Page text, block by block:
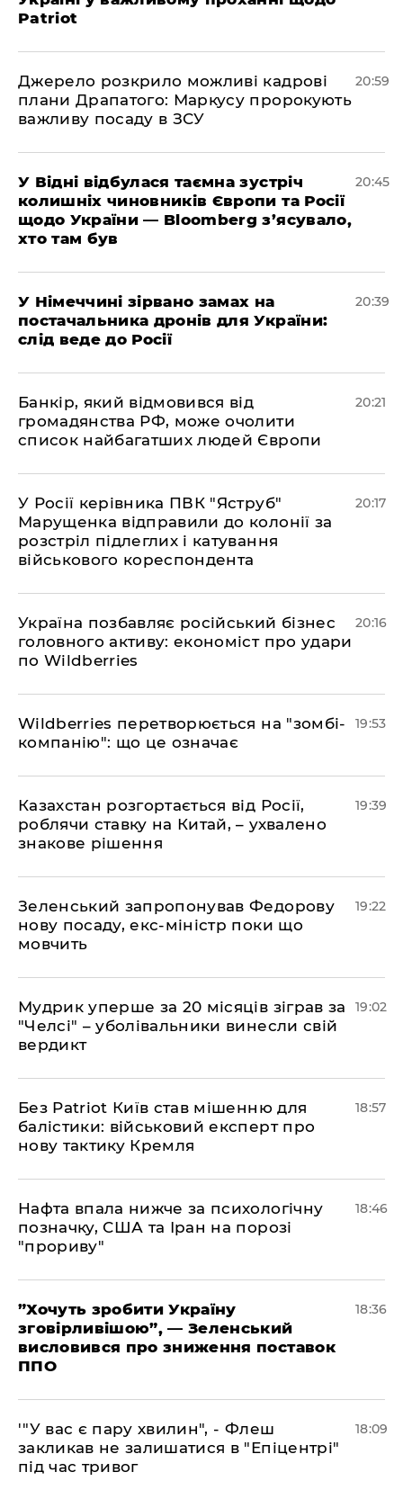
Patriot
​Джерело розкрило можливі кадрові
плани Драпатого: Маркусу пророкують
важливу посаду в ЗСУ
20:59
​У Відні відбулася таємна зустріч
колишніх чиновників Європи та Росії
щодо України — Bloomberg з’ясувало,
хто там був
20:45
​У Німеччині зірвано замах на
постачальника дронів для України:
слід веде до Росії
20:39
​Банкір, який відмовився від
громадянства РФ, може очолити
список найбагатших людей Європи
20:21
​У Росії керівника ПВК "Яструб"
Марущенка відправили до колонії за
розстріл підлеглих і катування
військового кореспондента
20:17
​Україна позбавляє російський бізнес
головного активу: економіст про удари
по Wildberries
20:16
​Wildberries перетворюється на "зомбі-
компанію": що це означає
19:53
​Казахстан розгортається від Росії,
роблячи ставку на Китай, – ухвалено
знакове рішення
19:39
​Зеленський запропонував Федорову
нову посаду, екс-міністр поки що
мовчить
19:22
​Мудрик уперше за 20 місяців зіграв за
"Челсі" – уболівальники винесли свій
вердикт
19:02
​Без Patriot Київ став мішенню для
балістики: військовий експерт про
нову тактику Кремля
18:57
​Нафта впала нижче за психологічну
позначку, США та Іран на порозі
"прориву"
18:46
​”Хочуть зробити Україну
зговірливішою”, — Зеленський
висловився про зниження поставок
ППО
18:36
​'"У вас є пару хвилин", - Флеш
закликав не залишатися в "Епіцентрі"
під час тривог
18:09